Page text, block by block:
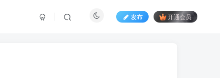
发布 开通会员